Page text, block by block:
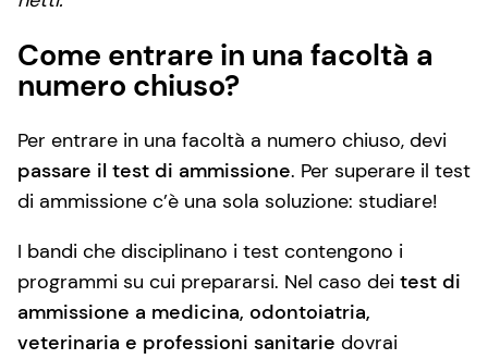
Come entrare in una facoltà a
numero chiuso?
Per entrare in una facoltà a numero chiuso, devi
passare il test di ammissione. Per superare il test
di ammissione c’è una sola soluzione: studiare!
I bandi che disciplinano i test contengono i
programmi su cui prepararsi. Nel caso dei test di
ammissione a medicina, odontoiatria,
veterinaria e professioni sanitarie dovrai